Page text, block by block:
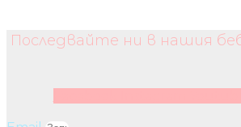
Последвайте ни в нашия